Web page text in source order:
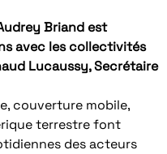
Briand est
avec les collectivités
Lucaussy, Secrétaire
couverture mobile,
terrestre font
des acteurs